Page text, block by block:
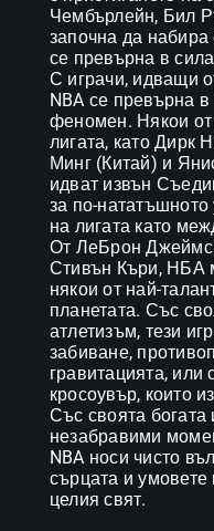
Чембърлейн, Бил
започна да набира
се превърна в
С играчи, идващи
NBA се превърна
феномен. Някои от
лигата, като Дирк
Минг (Китай) и
идват извън
за по-
на лигата като
От ЛеБрон Джеймс
Стивън Къри, НБА
някои от най-
планетата. Със
атлетизъм, тези
забиване,
гравитацията, или
кросоувър, които
Със своята богата
незабравими
NBA носи чисто
сърцата и
целия свят.